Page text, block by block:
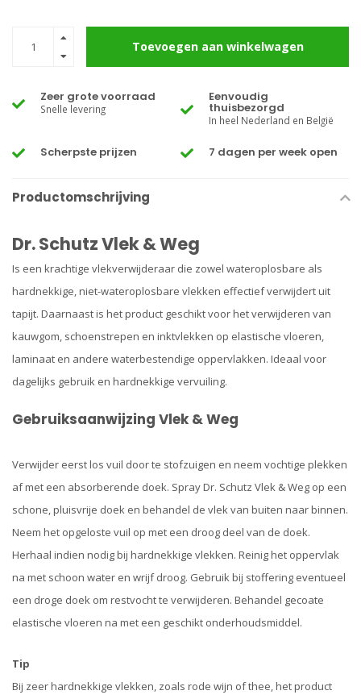
Toevoegen aan winkelwagen
Zeer grote voorraad
Snelle levering
Eenvoudig
thuisbezorgd
In heel Nederland en België
Scherpste prijzen 7 dagen per week open
Productomschrijving
Dr. Schutz Vlek & Weg
Is een krachtige vlekverwijderaar die zowel wateroplosbare als
hardnekkige, niet-wateroplosbare vlekken effectief verwijdert uit
tapijt. Daarnaast is het product geschikt voor het verwijderen van
kauwgom, schoenstrepen en inktvlekken op elastische vloeren,
laminaat en andere waterbestendige oppervlakken. Ideaal voor
dagelijks gebruik en hardnekkige vervuiling.
Gebruiksaanwijzing Vlek & Weg
Verwijder eerst los vuil door te stofzuigen en neem vochtige plekken
af met een absorberende doek. Spray Dr. Schutz Vlek & Weg op een
schone, pluisvrije doek en behandel de vlek van buiten naar binnen.
Neem het opgeloste vuil op met een droog deel van de doek.
Herhaal indien nodig bij hardnekkige vlekken. Reinig het oppervlak
na met schoon water en wrijf droog. Gebruik bij stoffering eventueel
een droge doek om restvocht te verwijderen. Behandel gecoate
elastische vloeren na met een geschikt onderhoudsmiddel.
Tip
Bij zeer hardnekkige vlekken, zoals rode wijn of thee, het product